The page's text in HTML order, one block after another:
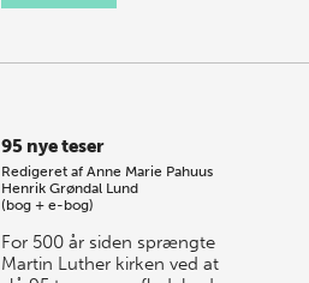
95 nye teser
Redigeret afAnne Marie Pahuus
Henrik Grøndal Lund
(bog + e-bog)
For 500 år siden sprængte
Martin Luther kirken ved at